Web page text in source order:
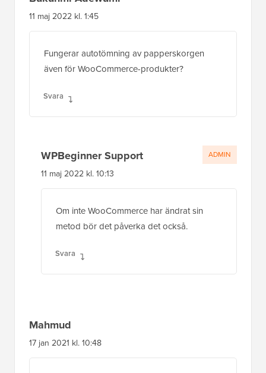
11 maj 2022 kl. 1:45
Fungerar autotömning av papperskorgen
även för WooCommerce-produkter?
Svara
WPBeginner Support
11 maj 2022 kl. 10:13
Om inte WooCommerce har ändrat sin
metod bör det påverka det också.
Svara
ADMIN
Mahmud
17 jan 2021 kl. 10:48